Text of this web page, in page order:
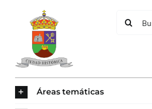
contenido
Buscar:
Áreas temáticas